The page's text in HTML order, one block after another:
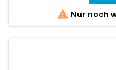
 Nur noch